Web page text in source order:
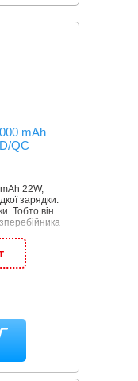
mAh
QC
22W,
зарядки.
Тобто він